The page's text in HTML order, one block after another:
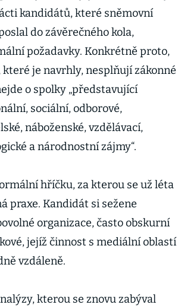
kandidátů, které sněmovní
do závěrečného kola,
požadavky. Konkrétně proto,
které je navrhly, nesplňují zákonné
o spolky „představující
sociální, odborové,
náboženské, vzdělávací,
a národnostní zájmy“.
hříčku, za kterou se už léta
praxe. Kandidát si sežene
organizace, často obskurní
jejíž činnost s mediální oblastí
vzdáleně.
kterou se znovu zabýval